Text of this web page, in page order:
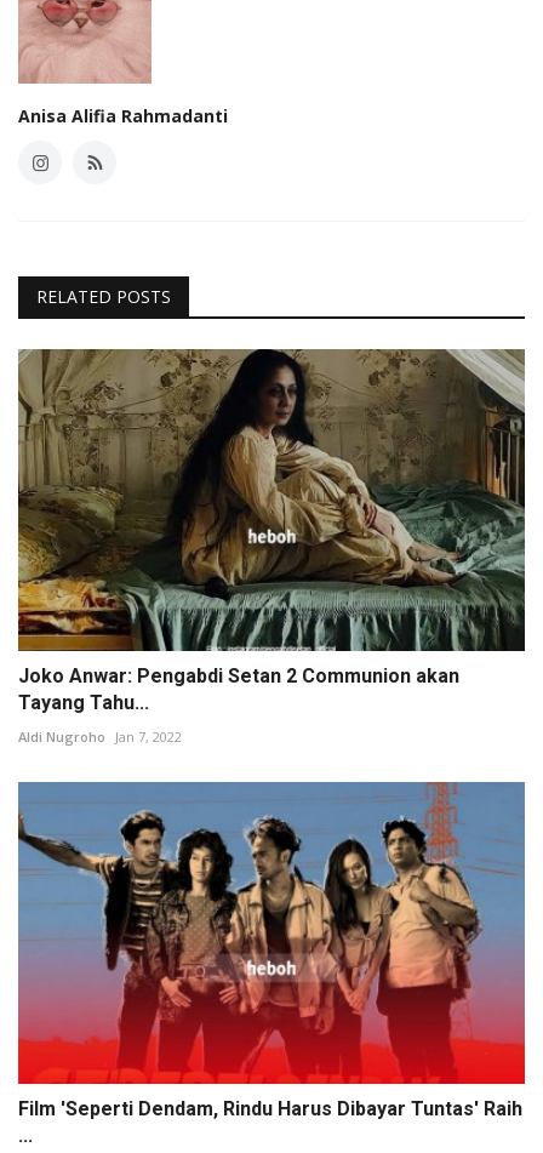
Anisa Alifia Rahmadanti
RELATED POSTS
Joko Anwar: Pengabdi Setan 2 Communion akan
Tayang Tahu...
Aldi Nugroho Jan 7, 2022
Film 'Seperti Dendam, Rindu Harus Dibayar Tuntas' Raih
...